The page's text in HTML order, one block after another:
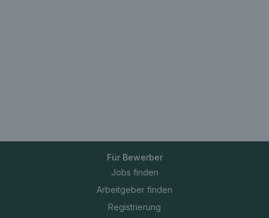
Für Bewerber
Jobs finden
Arbeitgeber finden
Registrierung